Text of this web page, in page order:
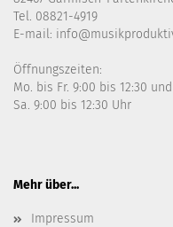
Tel. 08821-4919
E-mail:
Öffnungszeiten:
Mo. bis Fr. 9:00 bis 12:30
Sa. 9:00 bis 12:30 Uhr
Mehr über...
Impressum